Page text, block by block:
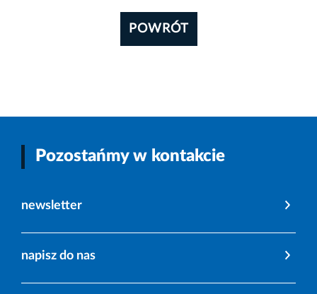
POWRÓT
Pozostańmy w kontakcie
newsletter
napisz do nas